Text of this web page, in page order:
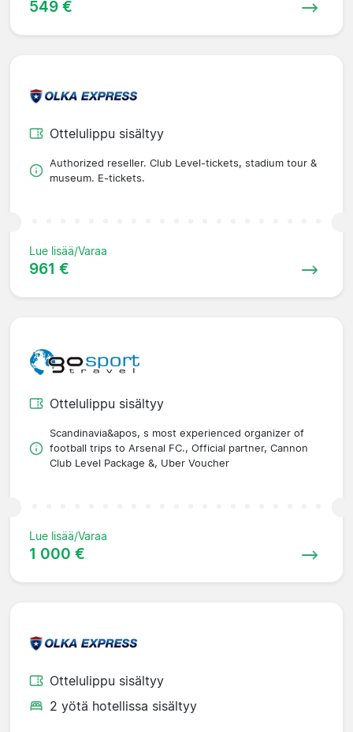
549 €
Ottelulippu sisältyy
Authorized reseller. Club Level-tickets, stadium tour &
museum. E-tickets.
Lue lisää/Varaa
961 €
Ottelulippu sisältyy
Scandinavia&apos, s most experienced organizer of
football trips to Arsenal FC., Official partner, Cannon
Club Level Package &, Uber Voucher
Lue lisää/Varaa
1 000 €
Ottelulippu sisältyy
2 yötä hotellissa sisältyy